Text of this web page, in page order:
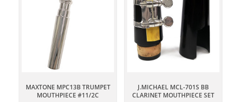
MAXTONE MPC13B TRUMPET
MOUTHPIECE #11/2C
J.MICHAEL MCL-701S BB
CLARINET MOUTHPIECE SET